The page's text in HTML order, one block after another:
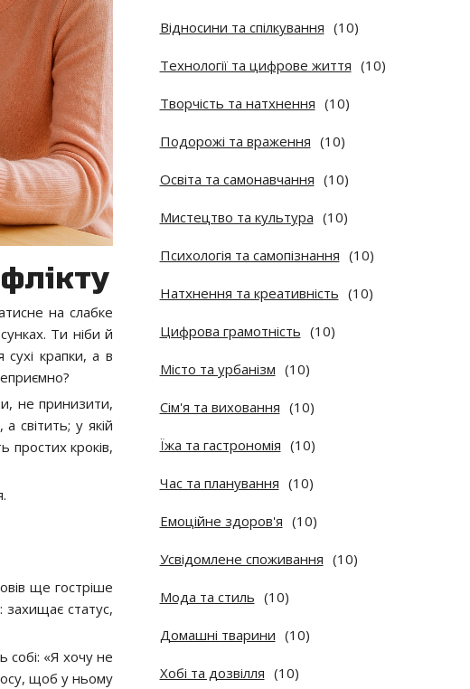
на слабке
Ти ніби й
сухі крапки, а в
не принизити,
світить; у якій
простих кроків,
ще гостріше
статус,
собі: «Я хочу не
щоб у ньому
Відносини та спілкування (10)
Технології та цифрове життя (10)
Творчість та натхнення (10)
Подорожі та враження (10)
Освіта та самонавчання (10)
Мистецтво та культура (10)
Психологія та самопізнання (10)
Натхнення та креативність (10)
Цифрова грамотність (10)
Місто та урбанізм (10)
Сім'я та виховання (10)
Їжа та гастрономія (10)
Час та планування (10)
Емоційне здоров'я (10)
Усвідомлене споживання (10)
Мода та стиль (10)
Домашні тварини (10)
Хобі та дозвілля (10)